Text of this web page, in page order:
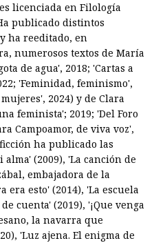
licenciada en Filología
publicado distintos
ha reeditado, en
numerosos textos de María
de agua', 2018; 'Cartas a
'Feminidad, feminismo',
2024) y de Clara
feminista'; 2019; 'Del Foro
Campoamor, de viva voz',
ha publicado las
(2009), 'La canción de
embajadora de la
era esto' (2014), 'La escuela
cuenta' (2019), '¡Que venga
la navarra que
'Luz ajena. El enigma de